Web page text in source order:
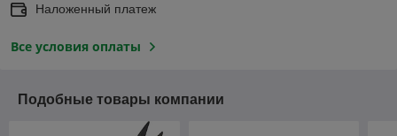
Наложенный платеж
Все условия оплаты
Подобные товары компании